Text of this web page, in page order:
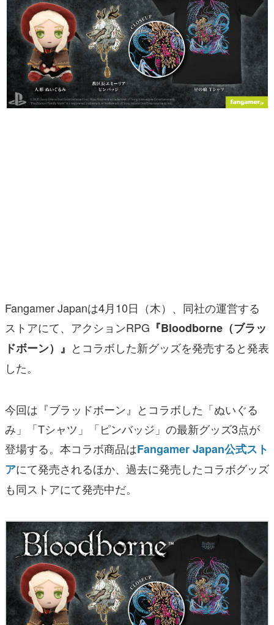
若ゲのいたり〜ゲームクリエイターの青春〜
『うつヌケ』『ペンと箸』等で知られるマンガ家・田中圭
一先生によるゲーム業界レポートマンガです。
なんでゲームは面白い？
ゲーム開発者・hamatsu氏がゲームの魅力を画面や操作の
具体的な形から解き明かしていく、硬派で骨太な評論連載
です。
その他
電ファミニコゲーマーとは？
運営：株式会社マレ
Fangamer Japanは4月10日（木）、同社の運営する
ストアにて、アクションRPG 『Bloodborne（ブラッ
ドボーン）』 とコラボした新グッズを発売すると発表
した。
今回は『ブラッドボーン』とコラボした「ぬいぐる
み」「Tシャツ」「ピンバッジ」の最新グッズ3点が
登場する。本コラボ商品はFangamer Japan公式スト
アにて発売されるほか、過去に発売したコラボグッズ
も同ストアにて発売中だ。